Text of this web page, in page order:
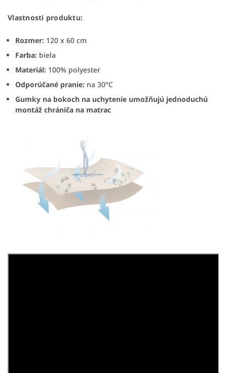
Vlastnosti produktu:
Rozmer: 120 x 60 cm
Farba: biela
Materiál: 100% polyester
Odporúčané pranie: na 30°C
Gumky na bokoch na uchytenie umožňujú jednoduchú
montáž chrániča na matrac